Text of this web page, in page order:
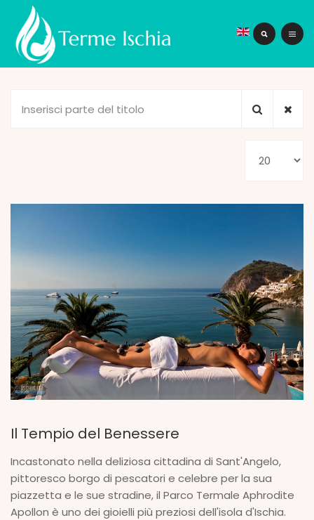
parte
Il Tempio del Benessere
Incastonato nella deliziosa cittadina di Sant'Angelo,
pittoresco borgo di pescatori e celebre per la sua
piazzetta e le sue stradine, il Parco Termale Aphrodite
Apollon è uno dei gioielli più preziosi dell'isola d'Ischia.